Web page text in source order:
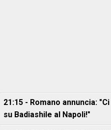
21:15 - Romano annuncia:
su Badiashile al Napoli!"